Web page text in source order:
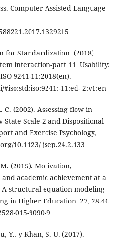
Computer Assisted Language
for Standardization. (2018).
interaction-part 11: Usability:
9241-11:2018(en).
11:ed- 2:v1:en
C. (2002). Assessing flow in
Scale-2 and Dispositional
and Exercise Psychology,
10.1123/ jsep.24.2.133
M. (2015). Motivation,
academic achievement at a
structural equation modeling
in Higher Education, 27, 28-46.
015-9090-9
Y., y Khan, S. U. (2017).